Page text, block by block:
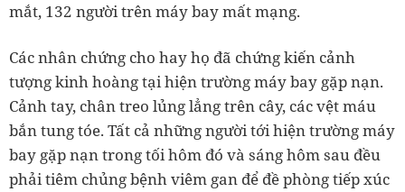
mắt, 132 người trên máy bay mất mạng.
Các nhân chứng cho hay họ đã chứng kiến cảnh
tượng kinh hoàng tại hiện trường máy bay gặp nạn.
Cảnh tay, chân treo lủng lẳng trên cây, các vệt máu
bắn tung tóe. Tất cả những người tới hiện trường máy
bay gặp nạn trong tối hôm đó và sáng hôm sau đều
phải tiêm chủng bệnh viêm gan để đề phòng tiếp xúc